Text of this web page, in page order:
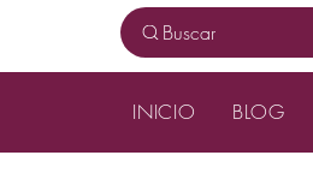
Buscar
INICIO BLOG